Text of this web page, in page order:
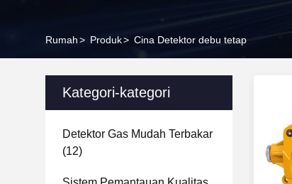
Rumah> Produk> Cina Detektor debu tetap
Kategori-kategori
Detektor Gas Mudah Terbakar
(12)